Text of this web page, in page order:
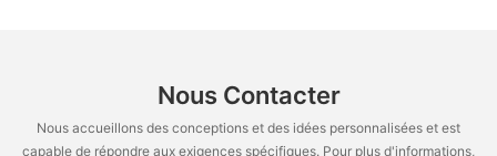
Nous Contacter
Nous accueillons des conceptions et des idées personnalisées et est
capable de répondre aux exigences spécifiques. Pour plus d'informations,